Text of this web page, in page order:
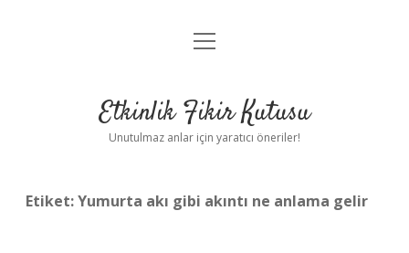
Anasayfa
Yasal Uyarı
menüyü
Etkinlik Fikir Kutusu
Unutulmaz anlar için yaratıcı öneriler!
Etiket:Yumurta akı gibi akıntı ne anlama gelir